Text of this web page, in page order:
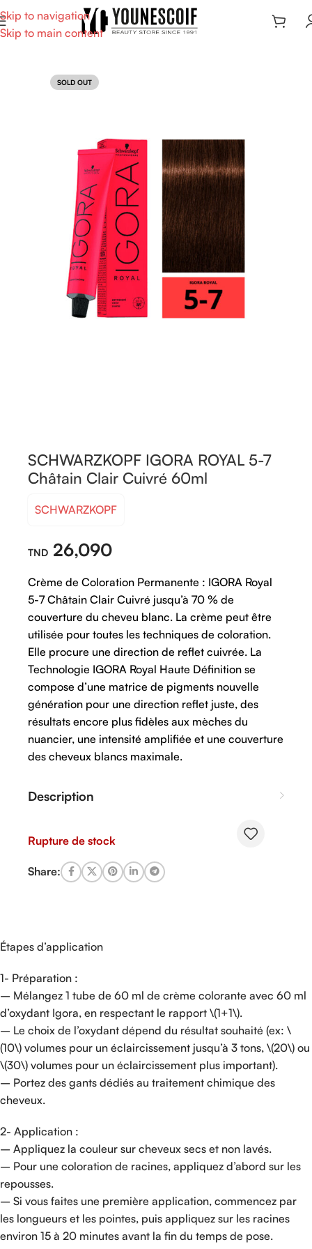
Skip to navigation
Skip to main content
SOLD OUT
SCHWARZKOPF IGORA ROYAL 5-7
Châtain Clair Cuivré 60ml
SCHWARZKOPF
26,090
Crème de Coloration Permanente : IGORA Royal
5-7 Châtain Clair Cuivré jusqu’à 70 % de
couverture du cheveu blanc. La crème peut être
utilisée pour toutes les techniques de coloration.
Elle procure une direction de reflet cuivrée. La
Technologie IGORA Royal Haute Définition se
compose d’une matrice de pigments nouvelle
génération pour une direction reflet juste, des
résultats encore plus fidèles aux mèches du
nuancier, une intensité amplifiée et une couverture
des cheveux blancs maximale.
Description
Rupture de stock
Share:
Étapes d’application
1- Préparation :
– Mélangez 1 tube de 60 ml de crème colorante avec 60 ml
d’oxydant Igora, en respectant le rapport \(1+1\).
– Le choix de l’oxydant dépend du résultat souhaité (ex: \
(10\) volumes pour un éclaircissement jusqu’à 3 tons, \(20\) ou
\(30\) volumes pour un éclaircissement plus important).
– Portez des gants dédiés au traitement chimique des
cheveux.
2- Application :
– Appliquez la couleur sur cheveux secs et non lavés.
– Pour une coloration de racines, appliquez d’abord sur les
repousses.
– Si vous faites une première application, commencez par
les longueurs et les pointes, puis appliquez sur les racines
environ 15 à 20 minutes avant la fin du temps de pose.